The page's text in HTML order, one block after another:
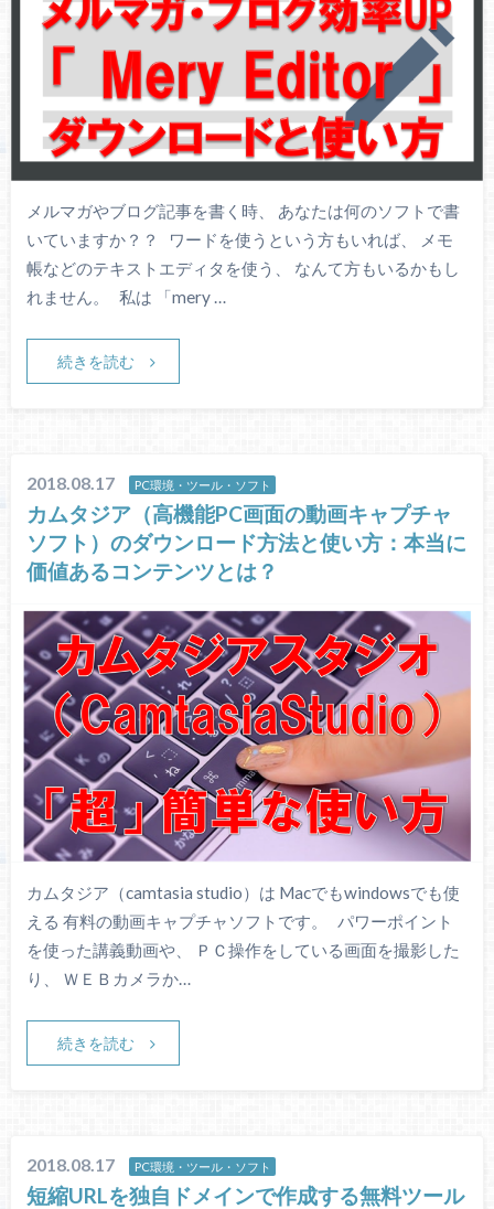
メルマガやブログ記事を書く時、 あなたは何のソフトで書
いていますか？？ ワードを使うという方もいれば、 メモ
帳などのテキストエディタを使う、 なんて方もいるかもし
れません。 私は 「mery …
続きを読む
2018.08.17 PC環境・ツール・ソフト
カムタジア（高機能PC画面の動画キャプチャ
ソフト）のダウンロード方法と使い方：本当に
価値あるコンテンツとは？
カムタジア（camtasia studio）は Macでもwindowsでも使
える 有料の動画キャプチャソフトです。 パワーポイント
を使った講義動画や、 ＰＣ操作をしている画面を撮影した
り、 ＷＥＢカメラか…
続きを読む
2018.08.17 PC環境・ツール・ソフト
短縮URLを独自ドメインで作成する無料ツール